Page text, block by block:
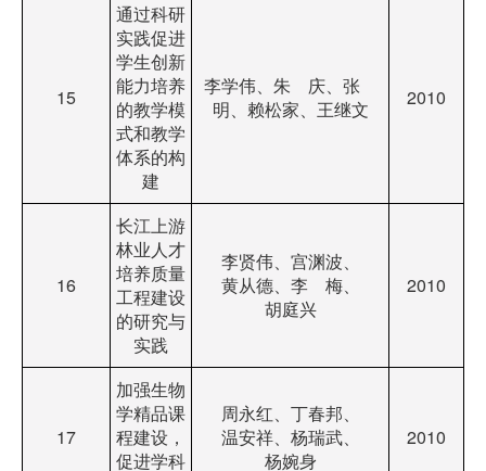
15
通过科研
实践促进
学生创新
能力培养
的教学模
式和教学
体系的构
建
李学伟、朱 庆、张
明、赖松家、王继文
2010
16
长江上游
林业人才
培养质量
工程建设
的研究与
实践
李贤伟、宫渊波、
黄从德、李 梅、
胡庭兴
2010
17
加强生物
学精品课
程建设，
促进学科
周永红、丁春邦、
温安祥、杨瑞武、
杨婉身
2010